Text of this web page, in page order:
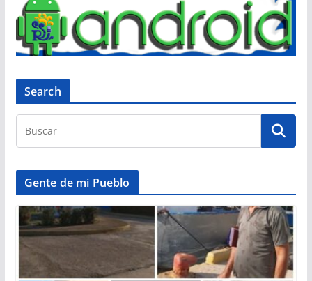
Search
Gente de mi Pueblo